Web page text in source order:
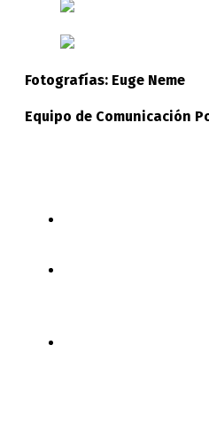
Fotografías: Euge Neme
Equipo de Comunicación